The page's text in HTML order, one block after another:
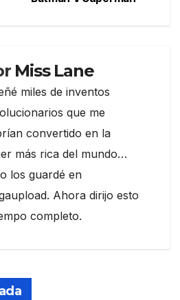
Miss Lane
miles de inventos
que me
convertido en la
más rica del mundo…
los guardé en
Ahora dirijo esto
completo.